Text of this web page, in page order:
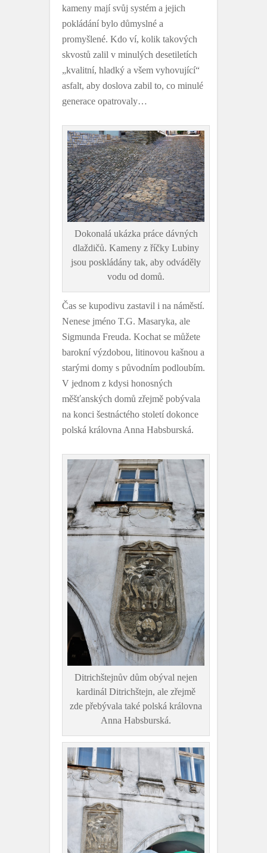
kameny mají svůj systém a jejich
pokládání bylo důmyslné a
promyšlené. Kdo ví, kolik takových
skvostů zalil v minulých desetiletích
„kvalitní, hladký a všem vyhovující“
asfalt, aby doslova zabil to, co minulé
generace opatrovaly…
Dokonalá ukázka práce dávných
dlaždičů. Kameny z říčky Lubiny
jsou poskládány tak, aby odváděly
vodu od domů.
Čas se kupodivu zastavil i na náměstí.
Nenese jméno T.G. Masaryka, ale
Sigmunda Freuda. Kochat se můžete
barokní výzdobou, litinovou kašnou a
starými domy s původním podloubím.
V jednom z kdysi honosných
měšťanských domů zřejmě pobývala
na konci šestnáctého století dokonce
polská královna Anna Habsburská.
Ditrichštejnův dům obýval nejen
kardinál Ditrichštejn, ale zřejmě
zde přebývala také polská královna
Anna Habsburská.